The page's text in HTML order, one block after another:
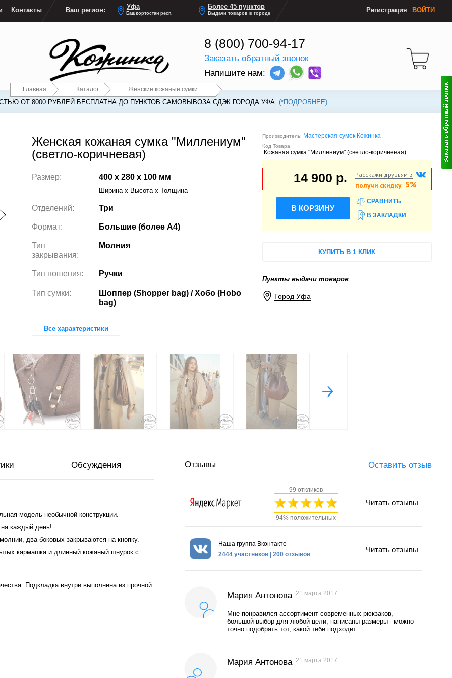
Контакты Ваш регион: Уфа
Башкортостан респ.
Более 45 пунктов
Выдачи товаров в городе Регистрация ВОЙТИ
8 (800) 700-94-17
Заказать обратный звонок
Напишите нам:
Главная Каталог Женские кожаные сумки
ОТ 8000 РУБЛЕЙ БЕСПЛАТНА ДО ПУНКТОВ САМОВЫВОЗА СДЭК ГОРОДА УФА. (*ПОДРОБНЕЕ)
Женская кожаная сумка "Миллениум"
(светло-коричневая)
Размер: 400 x 280 x 100 мм
Ширина x Высота x Толщина
Отделений: Три
Формат: Большие (более А4)
Тип
закрывания:
Молния
Тип ношения: Ручки
Тип сумки:
Шоппер (Shopper bag) / Хобо (Hobo
bag)
Все характеристики
Производитель: Мастерская сумок Кожинка
Код Товара:
Кожаная сумка "Миллениум" (светло-коричневая)
14 900 р. Расскажи друзьям в
получи скидку 5%
В КОРЗИНУ
СРАВНИТЬ
В ЗАКЛАДКИ
КУПИТЬ В 1 КЛИК
Пункты выдачи товаров
Город Уфа
Обсуждения
модель необычной конструкции.
каждый день!
два боковых закрываются на кнопку.
кармашка и длинный кожаный шнурок с
Подкладка внутри выполнена из прочной
Отзывы Оставить отзыв
99 откликов
94% положительных
Читать отзывы
Наша группа Вконтакте
2444 участников | 200 отзывов
Читать отзывы
Мария Антонова 21 марта 2017
Мне понравился ассортимент современных рюкзаков,
большой выбор для любой цели, написаны размеры - можно
точно подобрать тот, какой тебе подходит.
Мария Антонова 21 марта 2017